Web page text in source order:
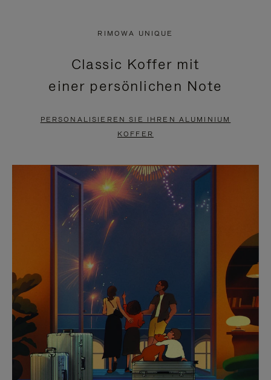
PAUSIERT,
BITTE
DRÜCKEN
ANZUHALTEN
KLICKEN
SIE
ZUM
AUFHEBEN
STUMMSCHALTUNG
RIMOWA UNIQUE
Classic Koffer mit
einer persönlichen Note
PERSONALISIEREN SIE IHREN ALUMINIUM
KOFFER